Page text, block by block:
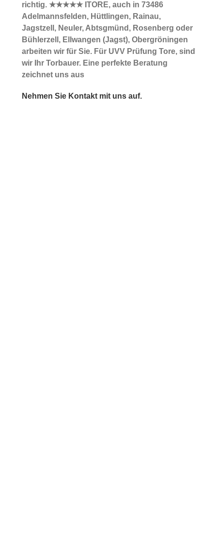
richtig. ★★★★★ ITORE, auch in 73486
Adelmannsfelden, Hüttlingen, Rainau,
Jagstzell, Neuler, Abtsgmünd, Rosenberg oder
Bühlerzell, Ellwangen (Jagst), Obergröningen
arbeiten wir für Sie. Für UVV Prüfung Tore, sind
wir Ihr Torbauer. Eine perfekte Beratung
zeichnet uns aus
Nehmen Sie Kontakt mit uns auf.